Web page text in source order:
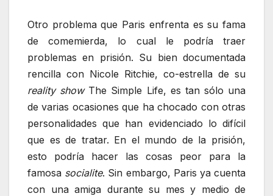
Otro problema que Paris enfrenta es su fama
de comemierda, lo cual le podría traer
problemas en prisión. Su bien documentada
rencilla con Nicole Ritchie, co-estrella de su
reality showThe Simple Life, es tan sólo una
de varias ocasiones que ha chocado con otras
personalidades que han evidenciado lo difícil
que es de tratar. En el mundo de la prisión,
esto podría hacer las cosas peor para la
famosa socialite. Sin embargo, Paris ya cuenta
con una amiga durante su mes y medio de